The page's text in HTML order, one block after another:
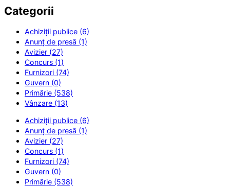
Categorii
Achiziții publice (6)
Anunț de presă (1)
Avizier (27)
Concurs (1)
Furnizori (74)
Guvern (0)
Primărie (538)
Vânzare (13)
Achiziții publice (6)
Anunț de presă (1)
Avizier (27)
Concurs (1)
Furnizori (74)
Guvern (0)
Primărie (538)